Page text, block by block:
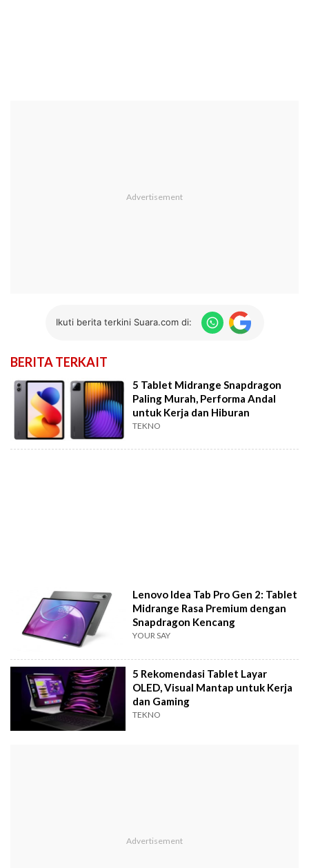
Ikuti berita terkini Suara.com di:
BERITA TERKAIT
5 Tablet Midrange Snapdragon
Paling Murah, Performa Andal
untuk Kerja dan Hiburan
TEKNO
Lenovo Idea Tab Pro Gen 2: Tablet
Midrange Rasa Premium dengan
Snapdragon Kencang
YOUR SAY
5 Rekomendasi Tablet Layar
OLED, Visual Mantap untuk Kerja
dan Gaming
TEKNO